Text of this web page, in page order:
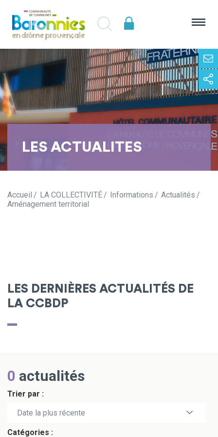
LES ACTUALITES
Accueil LA COLLECTIVITÉ Informations
Actualités
Aménagement territorial
LES DERNIÈRES ACTUALITÉS DE
LA CCBDP
0 actualités
Trier par :
Date la plus récente
Date la plus ancienne
Catégories :